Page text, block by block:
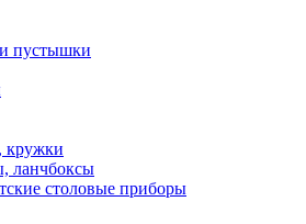
пустышки
кружки
ланчбоксы
столовые приборы